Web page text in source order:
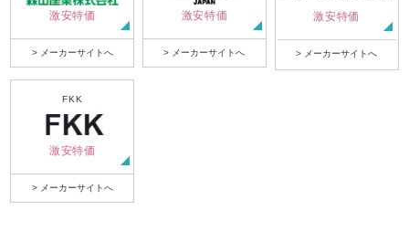
激安特価
> メーカーサイトへ
激安特価
> メーカーサイトへ
激安特価
> メーカーサイトへ
FKK
激安特価
> メーカーサイトへ